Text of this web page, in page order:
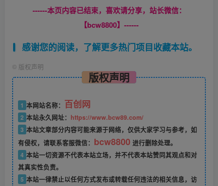
------本页内容已结束，喜欢请分享，站长微信：
【bcw8800】------
感谢您的阅读，了解更多热门项目收藏本站。
© 版权声明
版权声明
1 本网站名称： 百创网
2 本站永久网址： https://www.bcw89.com/
3 本站文章部分内容可能来源于网络，仅供大家学习与参考，如
有侵权，请联系客服微信： bcw8800 进行删除处理。
4 本站一切资源不代表本站立场，并不代表本站赞同其观点和对
其真实性负责。
5 本站一律禁止以任何方式发布或转载任何违法的相关信息，访